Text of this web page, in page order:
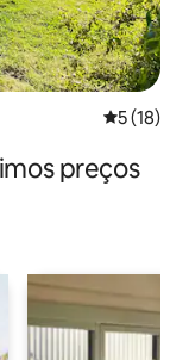
5 de uma
5 (18)
preços